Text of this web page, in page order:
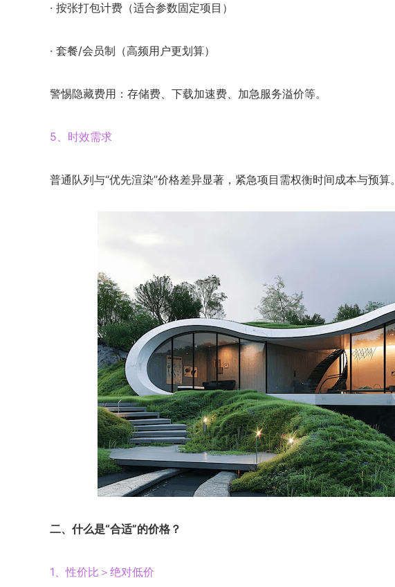
· 按张打包计费（适合参数固定项目）
· 套餐/会员制（高频用户更划算）
警惕隐藏费用：存储费、下载加速费、加急服务溢价等。
5、时效需求
普通队列与“优先渲染”价格差异显著，紧急项目需权衡时间成本与预算。
二、什么是“合适”的价格？
1、性价比＞绝对低价